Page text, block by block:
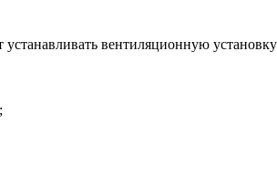
вентиляционную